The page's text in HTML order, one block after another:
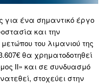
για ένα σημαντικό έργο
και την
του λιμανιού της
θα χρηματοδοτηθεί
ΙΙ» και σε συνδυασμό
στοχεύει στην